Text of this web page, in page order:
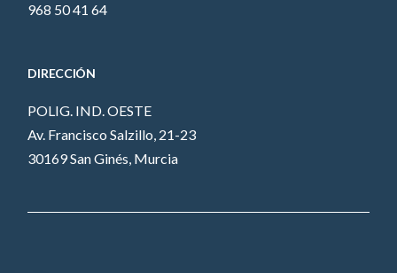
968 50 41 64
DIRECCIÓN
POLIG. IND. OESTE
Av. Francisco Salzillo, 21-23
30169 San Ginés, Murcia